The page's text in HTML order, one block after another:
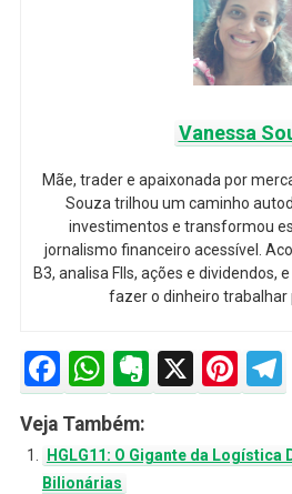
Vanessa
Mãe, trader e apaixonada por
Souza trilhou um caminho
investimentos e transformou
jornalismo financeiro acessível.
B3, analisa FIIs, ações e dividendos,
fazer o dinheiro trabalhar
Facebook
WhatsApp
Evernote
X
Veja Também:
HGLG11: O Gigante da
Bilionárias